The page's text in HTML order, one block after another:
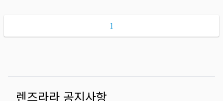
1
렌즈라라 공지사항